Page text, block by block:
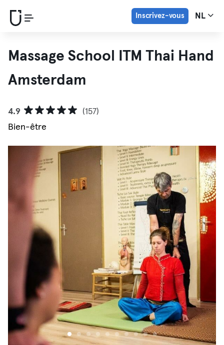
Inscrivez-vous NL
Massage School ITM Thai Hand
Amsterdam
4.9
(157)
Bien-être